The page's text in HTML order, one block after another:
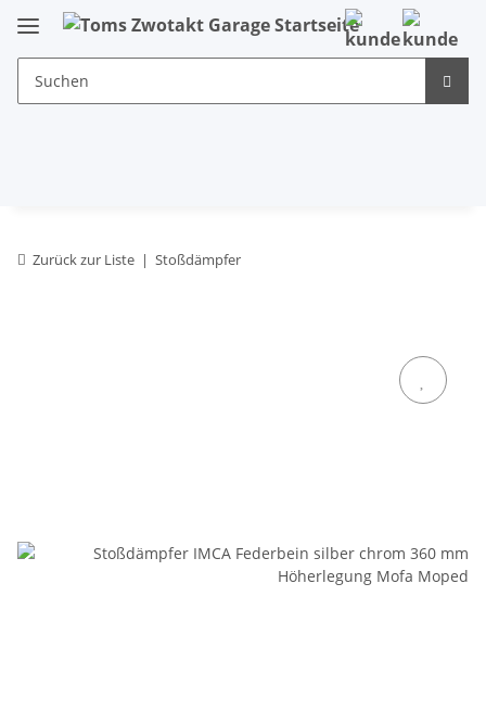
Zurück zur Liste Stoßdämpfer